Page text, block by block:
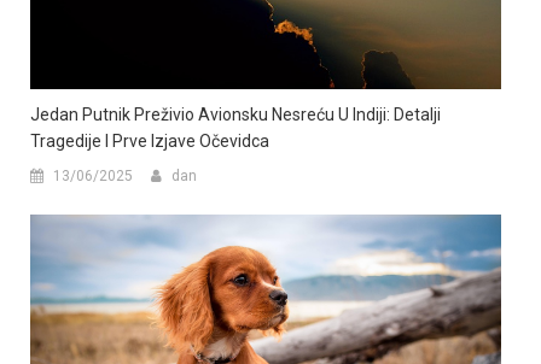
Jedan Putnik Preživio Avionsku Nesreću U Indiji: Detalji
Tragedije I Prve Izjave Očevidca
13/06/2025 dan